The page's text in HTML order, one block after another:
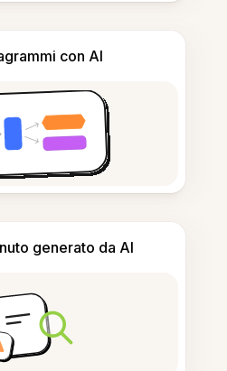
con AI
generato da AI